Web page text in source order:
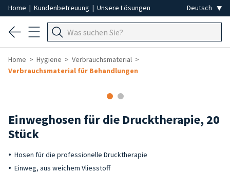
Home | Kundenbetreuung | Unsere Lösungen
Home Hygiene
Verbrauchsmaterial
Verbrauchsmaterial für Behandlungen
Einweghosen für die Drucktherapie, 20
Stück
Hosen für die professionelle Drucktherapie
Einweg, aus weichem Vliesstoff